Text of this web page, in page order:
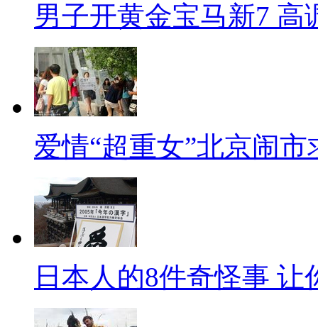
男子开黄金宝马新7 高
爱情“超重女”北京闹市
日本人的8件奇怪事 让